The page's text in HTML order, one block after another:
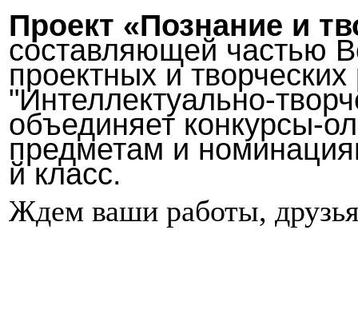
Проект «Познание и
составляющей частью
проектных и
"Интеллектуально-
объединяет конкурсы-
предметам и
й класс.
Ждем ваши работы,